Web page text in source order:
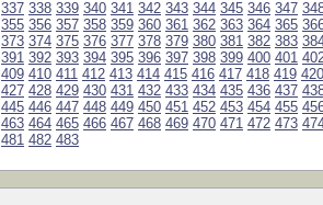
337 338 339 340 341 342 343 344 345 346 347
355 356 357 358 359 360 361 362 363 364 365
373 374 375 376 377 378 379 380 381 382 383
391 392 393 394 395 396 397 398 399 400 401
409 410 411 412 413 414 415 416 417 418 419 420
427 428 429 430 431 432 433 434 435 436 437
445 446 447 448 449 450 451 452 453 454 455
463 464 465 466 467 468 469 470 471 472 473
481 482 483